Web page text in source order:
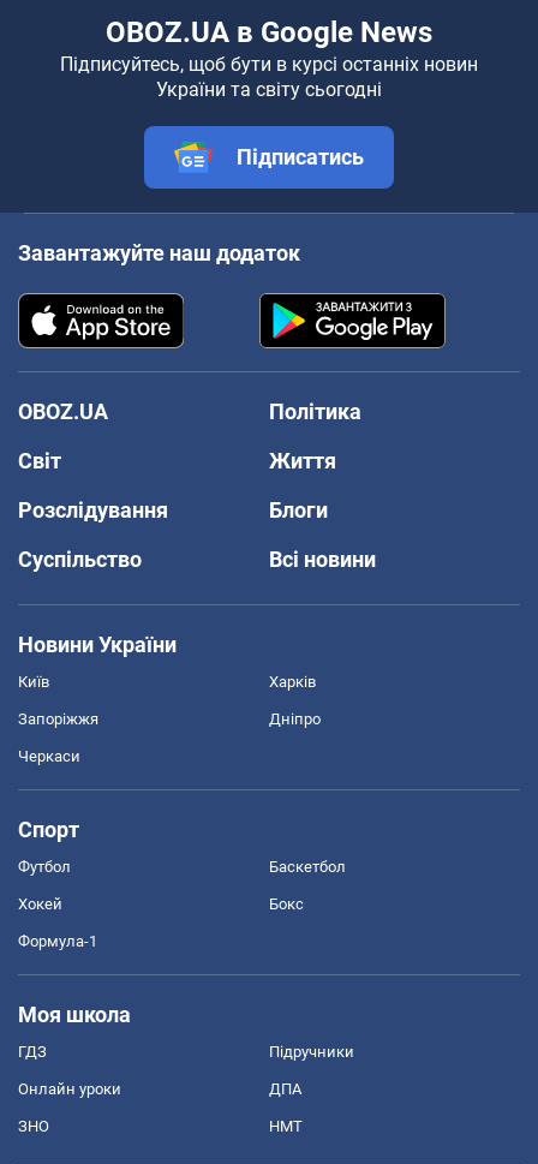
OBOZ.UA в Google News
Підписуйтесь, щоб бути в курсі останніх новин
України та світу сьогодні
Підписатись
Завантажуйте наш додаток
OBOZ.UA
Політика
Світ
Життя
Розслідування
Блоги
Суспільство
Всі новини
Новини України
Київ Харків
Запоріжжя Дніпро
Черкаси
Спорт
Футбол Баскетбол
Хокей Бокс
Формула-1
Моя школа
ГДЗ Підручники
Онлайн уроки ДПА
ЗНО НМТ